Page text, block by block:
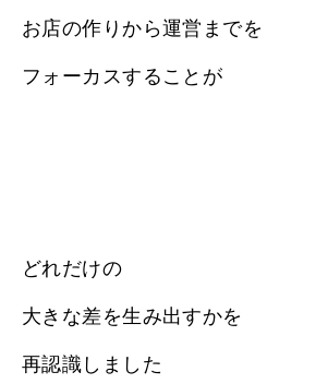
お店の作りから運営までを
フォーカスすることが
どれだけの
大きな差を生み出すかを
再認識しました